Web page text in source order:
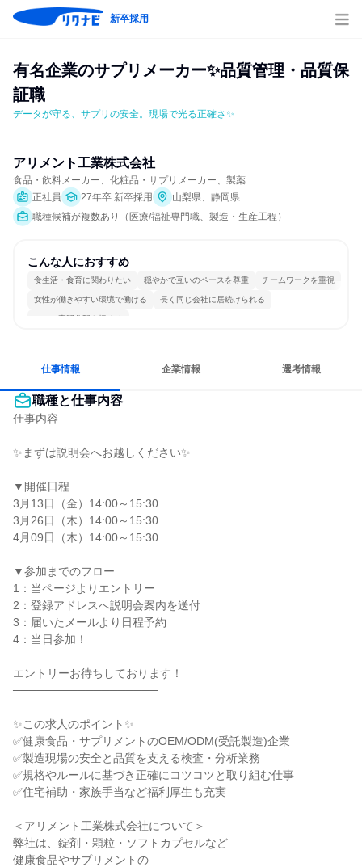
新卒採用
有名企業のサプリメーカー✨品質管理・品質保
証職
データが守る、サプリの安全。現場で光る正確さ✨
アリメント工業株式会社
食品・飲料メーカー、化粧品・サプリメーカー、製薬
正社員
27年卒 新卒採用
山梨県、静岡県
職種候補が複数あり（医療/福祉専門職、製造・生産工程）
こんな人におすすめ
食生活・食育に関わりたい 穏やかで互いのペースを尊重 チームワークを重視
女性が働きやすい環境で働ける 長く同じ会社に居続けられる
一つの専門分野を極める
仕事情報 企業情報 選考情報
職種と仕事内容
仕事内容
──────────────────
✨まずは説明会へお越しください✨
▼開催日程
3月13日（金）14:00～15:30
3月26日（木）14:00～15:30
4月09日（木）14:00～15:30
▼参加までのフロー
1：当ページよりエントリー
2：登録アドレスへ説明会案内を送付
3：届いたメールより日程予約
4：当日参加！
エントリーお待ちしております！
──────────────────
✨この求人のポイント✨
✅健康食品・サプリメントのOEM/ODM(受託製造)企業
✅製造現場の安全と品質を支える検査・分析業務
✅規格やルールに基づき正確にコツコツと取り組む仕事
✅住宅補助・家族手当など福利厚生も充実
＜アリメント工業株式会社について＞
弊社は、錠剤・顆粒・ソフトカプセルなど
健康食品やサプリメントの